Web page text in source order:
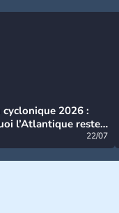
cyclonique 2026 :
l’Atlantique reste
22/07